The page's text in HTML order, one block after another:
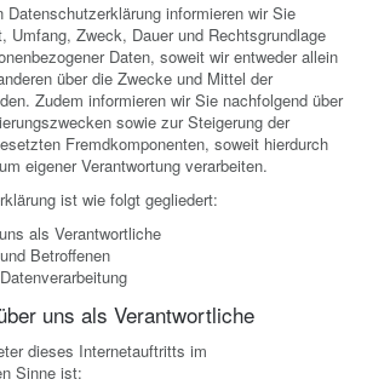
Datenschutzerklärung informieren wir Sie
Umfang, Zweck, Dauer und Rechtsgrundlage
Daten, soweit wir entweder allein
über die Zwecke und Mittel der
Zudem informieren wir Sie nachfolgend über
sowie zur Steigerung der
Fremdkomponenten, soweit hierdurch
eigener Verantwortung verarbeiten.
ist wie folgt gegliedert:
als Verantwortliche
Betroffenen
uns als Verantwortliche
dieses Internetauftritts im
Sinne ist: